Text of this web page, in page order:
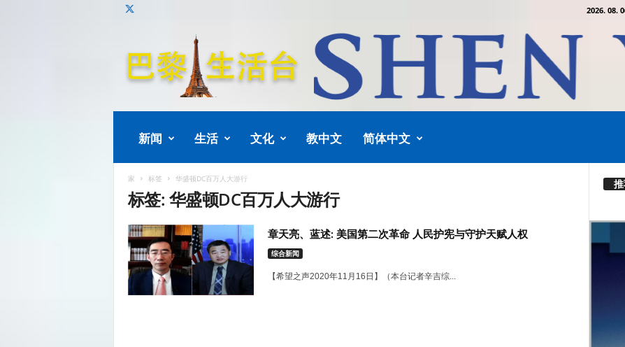
2026. 08.
新闻 生活 文化 教中文 简体中文
家 标签 华盛顿DC百万人大游行
标签: 华盛顿DC百万人大游行
章天亮、蓝述: 美国第二次革命 人民护宪与守护天赋人权
综合新闻
【希望之声2020年11月16日】（本台记者辛吉综...